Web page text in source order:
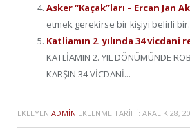
Asker “Kaçak”ları – Ercan Jan
etmek gerekirse bir kişiyi belirli
Katliamın 2. yılında 34 vicdani
KATLİAMIN 2. YIL DÖNÜMÜNDE
KARŞIN 34 VİCDANİ...
EKLEYEN ADMIN EKLENME TARIHI: ARALIK 28,